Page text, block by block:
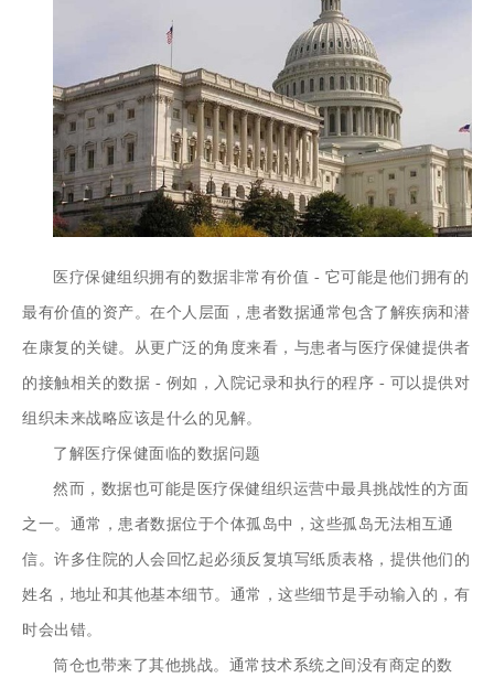
400-0011-866
医疗保健组织拥有的数据非常有价值 - 它可能是他们拥有的
最有价值的资产。在个人层面，患者数据通常包含了解疾病和潜
在康复的关键。从更广泛的角度来看，与患者与医疗保健提供者
的接触相关的数据 - 例如，入院记录和执行的程序 - 可以提供对
组织未来战略应该是什么的见解。
了解医疗保健面临的数据问题
然而，数据也可能是医疗保健组织运营中最具挑战性的方面
之一。通常，患者数据位于个体孤岛中，这些孤岛无法相互通
信。许多住院的人会回忆起必须反复填写纸质表格，提供他们的
姓名，地址和其他基本细节。通常，这些细节是手动输入的，有
时会出错。
筒仓也带来了其他挑战。通常技术系统之间没有商定的数